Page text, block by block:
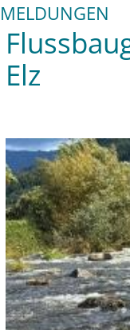
MELDUNGEN
Elz